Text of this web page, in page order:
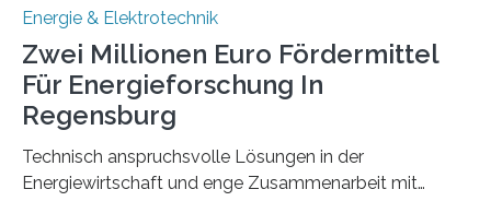
Energie & Elektrotechnik
Zwei Millionen Euro Fördermittel
Für Energieforschung In
Regensburg
Technisch anspruchsvolle Lösungen in der
Energiewirtschaft und enge Zusammenarbeit mit